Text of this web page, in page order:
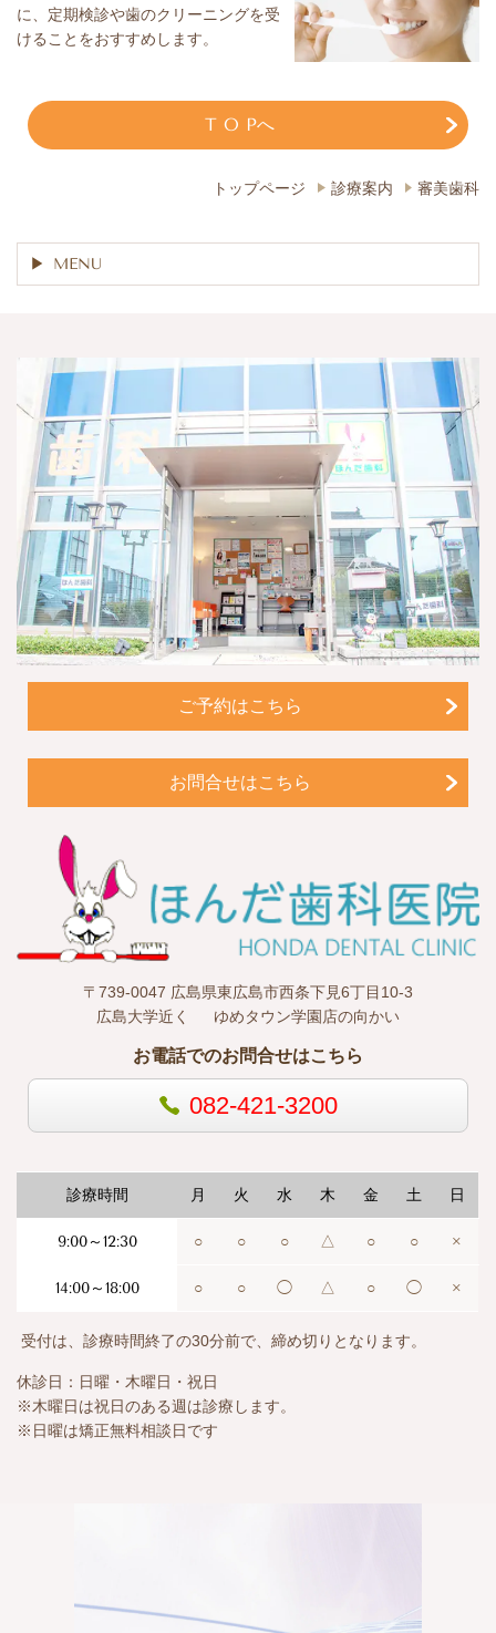
に、定期検診や歯のクリーニングを受
けることをおすすめします。
T O Pへ
トップページ 診療案内 審美歯科
MENU
ご予約はこちら
お問合せはこちら
〒739-0047 広島県東広島市西条下見6丁目10-3
広島大学近く ゆめタウン学園店の向かい
お電話でのお問合せはこちら
082-421-3200
診療時間 月 火 水 木 金 土 日
9:00～12:30 ○ ○ ○ △ ○ ○ ×
14:00～18:00 ○ ○ ◯ △ ○ ◯ ×
受付は、診療時間終了の30分前で、締め切りとなります。
休診日：日曜・木曜日・祝日
※木曜日は祝日のある週は診療します。
※日曜は矯正無料相談日です